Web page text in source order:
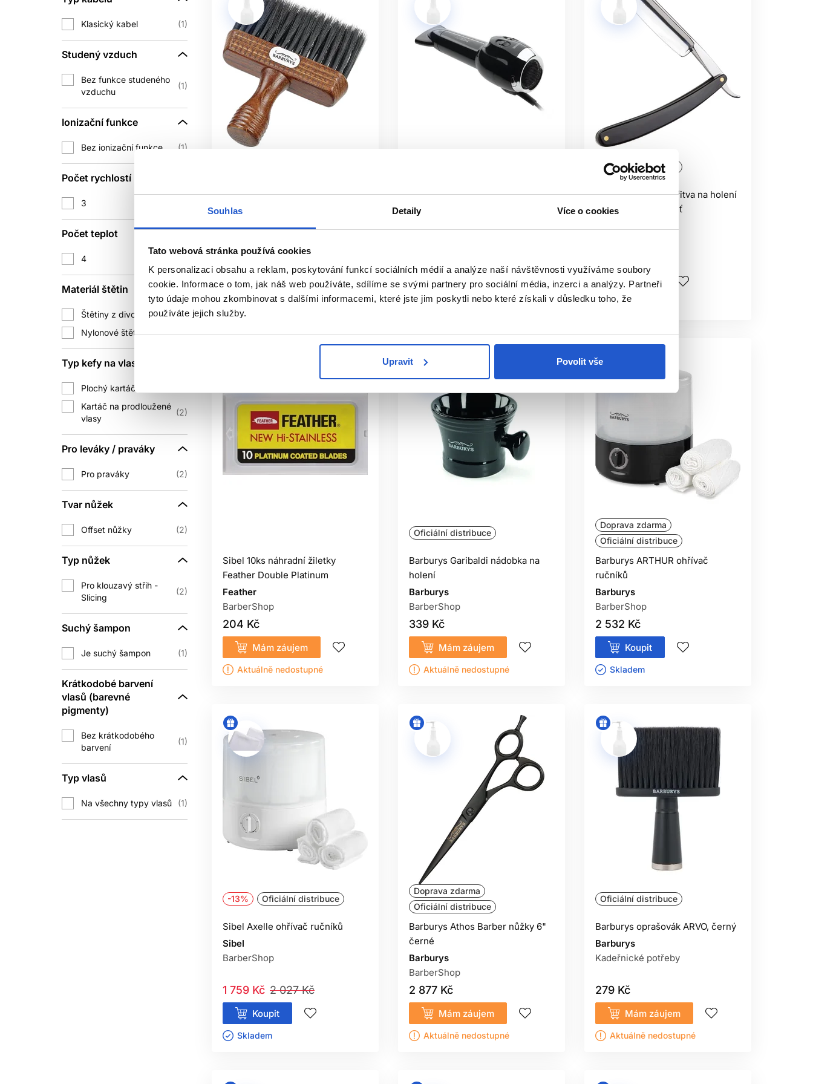
Souhlas Detaily Více o cookies
Tato webová stránka používá cookies
K personalizaci obsahu a reklam, poskytování funkcí sociálních médií a analýze naší návštěvnosti využíváme soubory
cookie. Informace o tom, jak náš web používáte, sdílíme se svými partnery pro sociální média, inzerci a analýzy. Partneři
tyto údaje mohou zkombinovat s dalšími informacemi, které jste jim poskytli nebo které získali v důsledku toho, že
používáte jejich služby.
Upravit Povolit vše
JAK ČISTIT BARBER NÁSTROJE?
Nejprve odstraňte vlasy a viditelné nečistoty, poté postupujte podle pokynů výrobce. Kovové a plastové nástroje se obvykle čistí a dezinfikují
jinak než elektrické strojky. U elektrických přístrojů nikdy neponořujte tělo strojku do vody, pokud to výrobce výslovně nepovoluje.
PROČ SE VYPLATÍ KUPOVAT PROFESIONÁLNÍ BARBER POTŘEBY?
Profesionální nástroje bývají přesnější, odolnější a lépe přizpůsobené časté práci. Při správné údržbě pomáhají dosáhnout čistšího výsledku,
snižují tahání vlasů nebo chloupků a zvyšují komfort klienta i barbera.
Klasický kabel 1
Studený vzduch
Bez funkce studeného
vzduchu
1
Ionizační funkce
Bez ionizační funkce 1
Počet rychlostí
3
Počet teplot
4
Materiál štětin
Štětiny z divočáka
1
Nylonové štětiny
1
Typ kefy na vlasy
Plochý kartáč
Kartáč na prodloužené
vlasy
2
Pro leváky / praváky
Pro praváky 2
Tvar nůžek
Offset nůžky 2
Typ nůžek
Pro klouzavý střih -
Slicing
2
Suchý šampon
Je suchý šampon 1
Krátkodobé barvení
vlasů (barevné
pigmenty)
Bez krátkodobého
barvení
1
Typ vlasů
Na všechny typy vlasů 1
Sibel Barburys oprašovák
WILLIAM
Barburys
497 Kč
Mám záujem
Aktuálně nedostupné
Fén na vlasy Barburys George
2000W
Mám záujem
Aktuálně nedostupné
Oficiální distribuce
Sibel BARBURYS břitva na holení
5/8, plastová rukojeť
Koupit
Skladem ㅤ
Sibel 10ks náhradní žiletky
Feather Double Platinum
Feather
BarberShop
204 Kč
Mám záujem
Aktuálně nedostupné
Oficiální distribuce
Barburys Garibaldi nádobka na
holení
Barburys
BarberShop
339 Kč
Mám záujem
Aktuálně nedostupné
Doprava zdarma
Oficiální distribuce
Barburys ARTHUR ohřívač
ručníků
Barburys
BarberShop
2 532 Kč
Koupit
Skladem ㅤ
-13% Oficiální distribuce
Sibel Axelle ohřívač ručníků
Sibel
BarberShop
2 027 Kč
1 759 Kč
Koupit
Skladem ㅤ
Doprava zdarma
Oficiální distribuce
Barburys Athos Barber nůžky 6"
černé
Barburys
BarberShop
2 877 Kč
Mám záujem
Aktuálně nedostupné
Oficiální distribuce
Barburys oprašovák ARVO, černý
Barburys
Kadeřnické potřeby
279 Kč
Mám záujem
Aktuálně nedostupné